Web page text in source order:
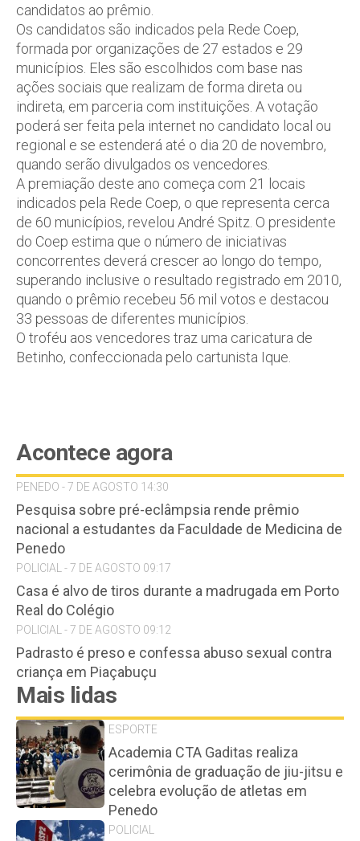
candidatos ao prêmio.
Os candidatos são indicados pela Rede Coep,
formada por organizações de 27 estados e 29
municípios. Eles são escolhidos com base nas
ações sociais que realizam de forma direta ou
indireta, em parceria com instituições. A votação
poderá ser feita pela internet no candidato local ou
regional e se estenderá até o dia 20 de novembro,
quando serão divulgados os vencedores.
A premiação deste ano começa com 21 locais
indicados pela Rede Coep, o que representa cerca
de 60 municípios, revelou André Spitz. O presidente
do Coep estima que o número de iniciativas
concorrentes deverá crescer ao longo do tempo,
superando inclusive o resultado registrado em 2010,
quando o prêmio recebeu 56 mil votos e destacou
33 pessoas de diferentes municípios.
O troféu aos vencedores traz uma caricatura de
Betinho, confeccionada pelo cartunista Ique.
Acontece agora
PENEDO - 7 DE AGOSTO 14:30
Pesquisa sobre pré-eclâmpsia rende prêmio
nacional a estudantes da Faculdade de Medicina de
Penedo
POLICIAL - 7 DE AGOSTO 09:17
Casa é alvo de tiros durante a madrugada em Porto
Real do Colégio
POLICIAL - 7 DE AGOSTO 09:12
Padrasto é preso e confessa abuso sexual contra
criança em Piaçabuçu
Mais lidas
ESPORTE
Academia CTA Gaditas realiza
cerimônia de graduação de jiu-jitsu e
celebra evolução de atletas em
Penedo
POLICIAL